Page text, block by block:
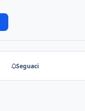
Seguaci